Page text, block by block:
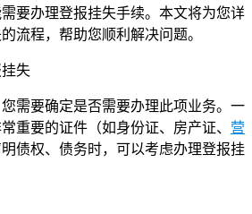
要办理登报挂失手续。本文将为您详
流程，帮助您顺利解决问题。
失
需要确定是否需要办理此项业务。一
重要的证件（如身份证、房产证、 营
债权、债务时，可以考虑办理登报挂